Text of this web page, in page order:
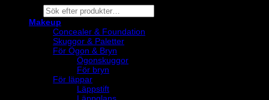
Products
search
Makeup
Concealer & Foundation
Skuggor & Paletter
För Ögon & Bryn
Ögonskuggor
För bryn
För läppar
Läppstift
Läppglans